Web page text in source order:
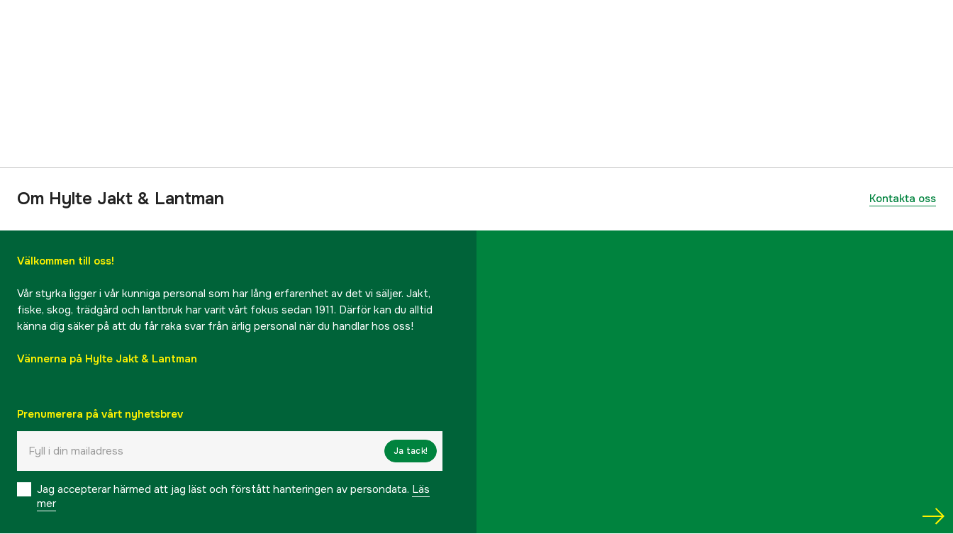
Om Hylte Jakt & Lantman Kontakta oss
Välkommen till oss!
Vår styrka ligger i vår kunniga personal som har lång erfarenhet av det vi säljer. Jakt,
fiske, skog, trädgård och lantbruk har varit vårt fokus sedan 1911. Därför kan du alltid
känna dig säker på att du får raka svar från ärlig personal när du handlar hos oss!
Vännerna på Hylte Jakt & Lantman
Prenumerera på vårt nyhetsbrev
Ja tack!
Jag accepterar härmed att jag läst och förstått hanteringen av persondata. Läs
mer